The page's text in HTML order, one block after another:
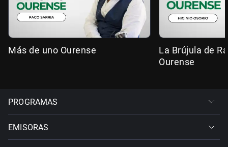
Más de uno Ourense
La Brújula de
Ourense
PROGRAMAS
EMISORAS